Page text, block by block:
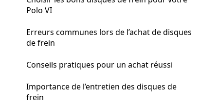
Polo VI
Erreurs communes lors de l’achat de disques
de frein
Conseils pratiques pour un achat réussi
Importance de l’entretien des disques de
frein